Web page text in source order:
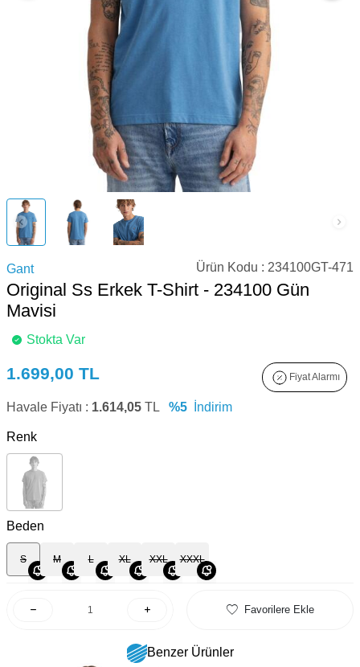
Gant Ürün Kodu : 234100GT-471
Original Ss Erkek T-Shirt - 234100 Gün
Mavisi
Stokta Var
1.699,00 TL Fiyat Alarmı
Havale Fiyatı : 1.614,05 TL %5 İndirim
Renk
Beden
S M L XL XXL XXXL
Favorilere Ekle
Benzer Ürünler